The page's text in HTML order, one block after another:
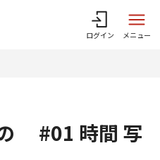
ログイン メニュー
#01 時間 写